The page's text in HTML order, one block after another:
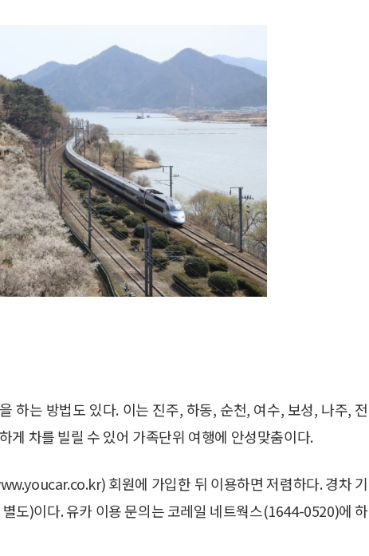
하는 방법도 있다. 이는 진주, 하동, 순천, 여수, 보성, 나주, 전
게 차를 빌릴 수 있어 가족단위 여행에 안성맞춤이다.
회원에 가입한 뒤 이용하면 저렴하다. 경차 기
도)이다. 유카 이용 문의는 코레일 네트웍스(1644-0520)에 하